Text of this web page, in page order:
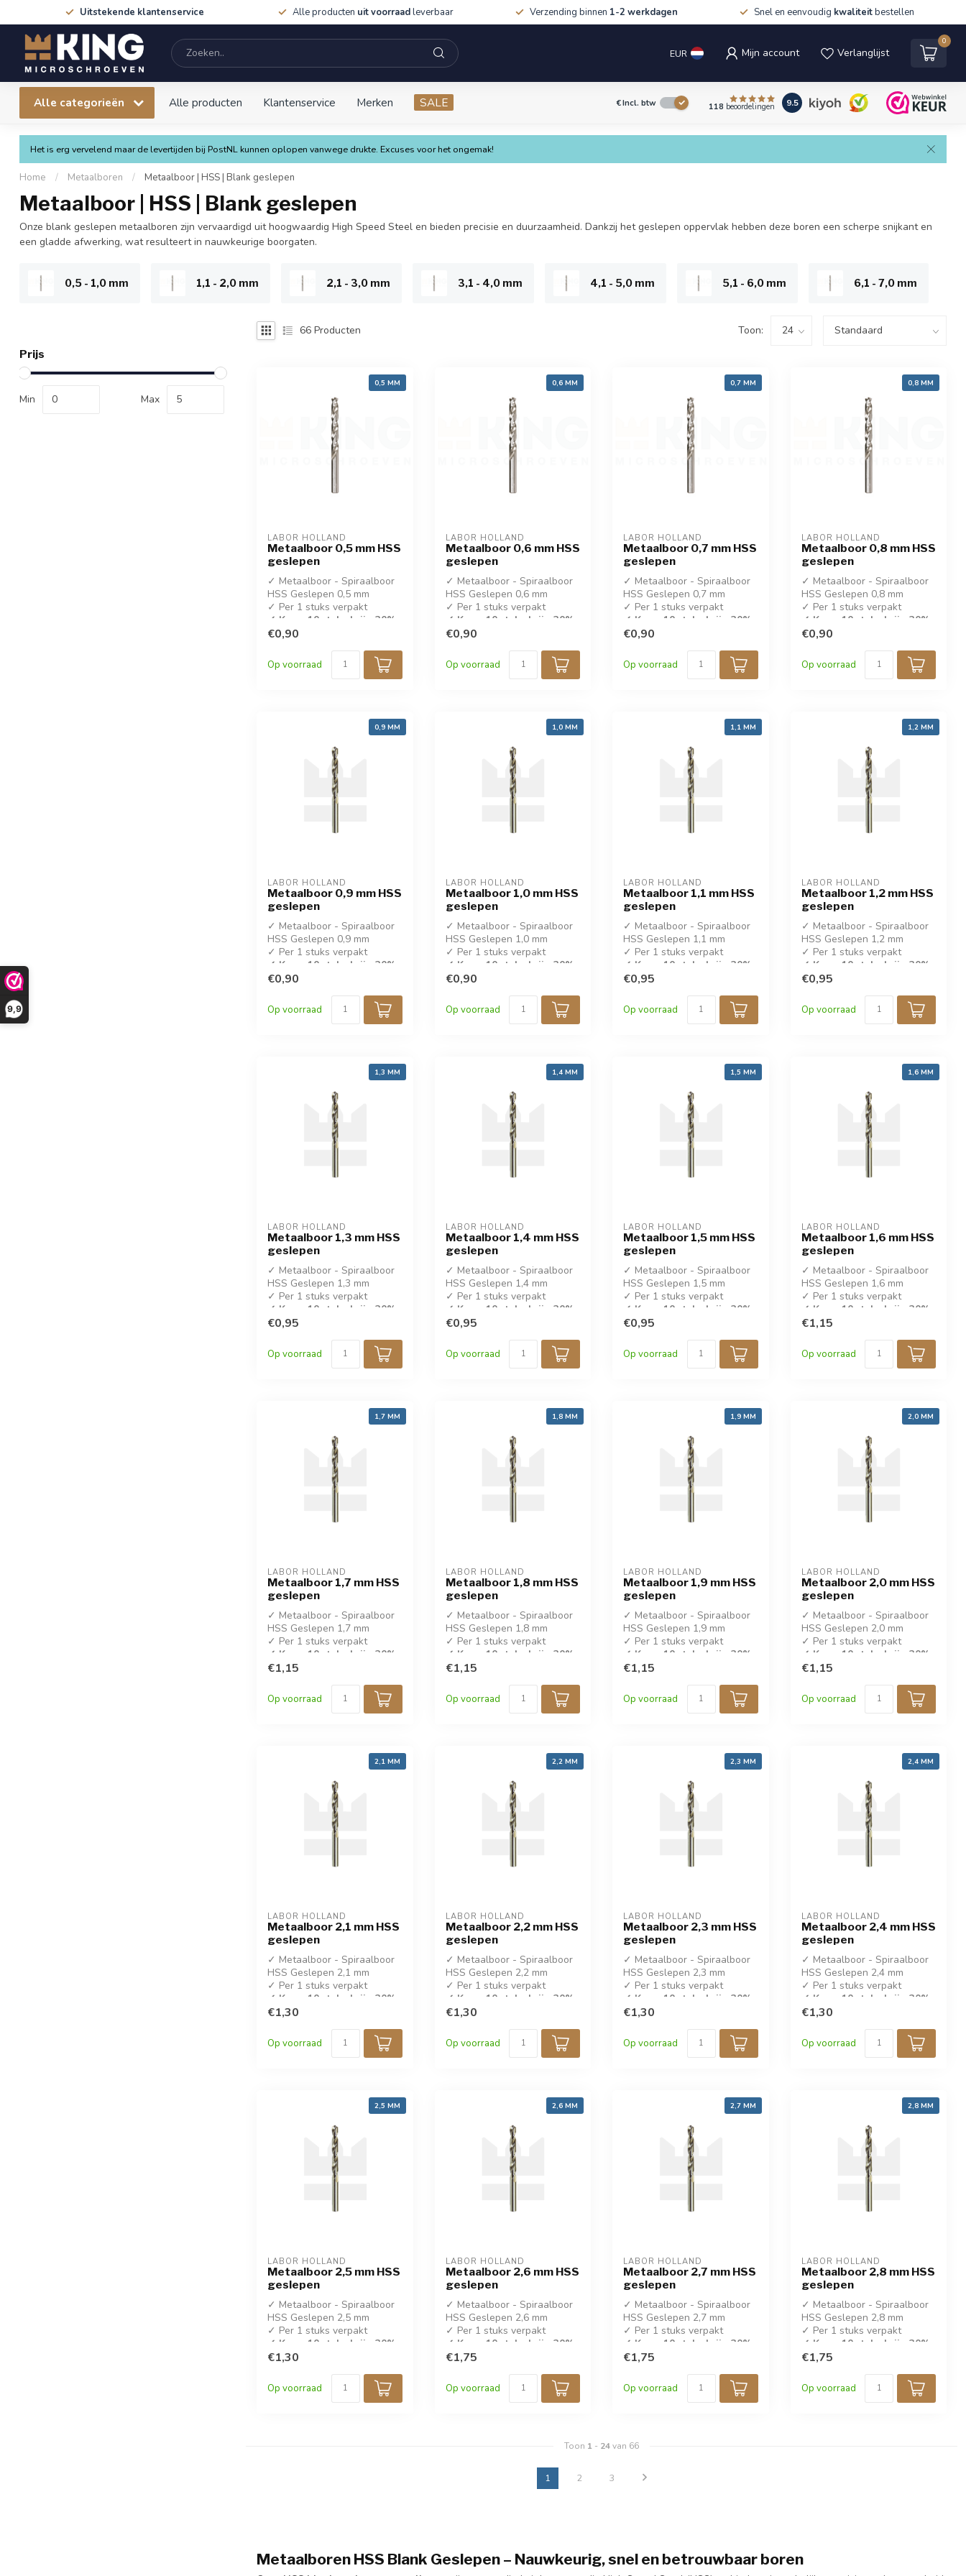
9,9
Uitstekende klantenservice Alle producten uit voorraadleverbaar Verzending binnen 1-2 werkdagen Snel en eenvoudig kwaliteitbestellen
EUR Mijn account Verlanglijst
0
Alle categorieën Alle producten Klantenservice Merken SALE €Incl. btw 118 beoordelingen 9.5
Het is erg vervelend maar de levertijden bij PostNL kunnen oplopen vanwege drukte. Excuses voor het ongemak!
Home / Metaalboren / Metaalboor | HSS | Blank geslepen
Metaalboor | HSS | Blank geslepen
Onze blank geslepen metaalboren zijn vervaardigd uit hoogwaardig High Speed Steel en bieden precisie en duurzaamheid. Dankzij het geslepen oppervlak hebben deze boren een scherpe snijkant en
een gladde afwerking, wat resulteert in nauwkeurige boorgaten.
0,5 - 1,0 mm 1,1 - 2,0 mm 2,1 - 3,0 mm 3,1 - 4,0 mm 4,1 - 5,0 mm 5,1 - 6,0 mm 6,1 - 7,0 mm
Prijs
Min Max
66 Producten Toon:
0,5 MM
LABOR HOLLAND
Metaalboor 0,5 mm HSS
geslepen
✓ Metaalboor - Spiraalboor
HSS Geslepen 0,5 mm
✓ Per 1 stuks verpakt
✓ Koop 10 stuks krijg 30%
korting!
✓ DIN 338
€0,90
Op voorraad
0,6 MM
LABOR HOLLAND
Metaalboor 0,6 mm HSS
geslepen
✓ Metaalboor - Spiraalboor
HSS Geslepen 0,6 mm
✓ Per 1 stuks verpakt
✓ Koop 10 stuks krijg 30%
korting!
✓ DIN 338
€0,90
Op voorraad
0,7 MM
LABOR HOLLAND
Metaalboor 0,7 mm HSS
geslepen
✓ Metaalboor - Spiraalboor
HSS Geslepen 0,7 mm
✓ Per 1 stuks verpakt
✓ Koop 10 stuks krijg 30%
korting!
✓ DIN 338
€0,90
Op voorraad
0,8 MM
LABOR HOLLAND
Metaalboor 0,8 mm HSS
geslepen
✓ Metaalboor - Spiraalboor
HSS Geslepen 0,8 mm
✓ Per 1 stuks verpakt
✓ Koop 10 stuks krijg 30%
korting!
✓ DIN 338
€0,90
Op voorraad
0,9 MM
LABOR HOLLAND
Metaalboor 0,9 mm HSS
geslepen
✓ Metaalboor - Spiraalboor
HSS Geslepen 0,9 mm
✓ Per 1 stuks verpakt
✓ Koop 10 stuks krijg 30%
korting!
✓ DIN 338
€0,90
Op voorraad
1,0 MM
LABOR HOLLAND
Metaalboor 1,0 mm HSS
geslepen
✓ Metaalboor - Spiraalboor
HSS Geslepen 1,0 mm
✓ Per 1 stuks verpakt
✓ Koop 10 stuks krijg 30%
korting!
✓ DIN 338
€0,90
Op voorraad
1,1 MM
LABOR HOLLAND
Metaalboor 1,1 mm HSS
geslepen
✓ Metaalboor - Spiraalboor
HSS Geslepen 1,1 mm
✓ Per 1 stuks verpakt
✓ Koop 10 stuks krijg 30%
korting!
✓ DIN 338
€0,95
Op voorraad
1,2 MM
LABOR HOLLAND
Metaalboor 1,2 mm HSS
geslepen
✓ Metaalboor - Spiraalboor
HSS Geslepen 1,2 mm
✓ Per 1 stuks verpakt
✓ Koop 10 stuks krijg 30%
korting!
✓ DIN 338
€0,95
Op voorraad
1,3 MM
LABOR HOLLAND
Metaalboor 1,3 mm HSS
geslepen
✓ Metaalboor - Spiraalboor
HSS Geslepen 1,3 mm
✓ Per 1 stuks verpakt
✓ Koop 10 stuks krijg 30%
korting!
✓ DIN 338
€0,95
Op voorraad
1,4 MM
LABOR HOLLAND
Metaalboor 1,4 mm HSS
geslepen
✓ Metaalboor - Spiraalboor
HSS Geslepen 1,4 mm
✓ Per 1 stuks verpakt
✓ Koop 10 stuks krijg 30%
korting!
✓ DIN 338
€0,95
Op voorraad
1,5 MM
LABOR HOLLAND
Metaalboor 1,5 mm HSS
geslepen
✓ Metaalboor - Spiraalboor
HSS Geslepen 1,5 mm
✓ Per 1 stuks verpakt
✓ Koop 10 stuks krijg 30%
korting!
✓ DIN 338
€0,95
Op voorraad
1,6 MM
LABOR HOLLAND
Metaalboor 1,6 mm HSS
geslepen
✓ Metaalboor - Spiraalboor
HSS Geslepen 1,6 mm
✓ Per 1 stuks verpakt
✓ Koop 10 stuks krijg 30%
korting!
✓ DIN 338
€1,15
Op voorraad
1,7 MM
LABOR HOLLAND
Metaalboor 1,7 mm HSS
geslepen
✓ Metaalboor - Spiraalboor
HSS Geslepen 1,7 mm
✓ Per 1 stuks verpakt
✓ Koop 10 stuks krijg 30%
korting!
✓ DIN 338
€1,15
Op voorraad
1,8 MM
LABOR HOLLAND
Metaalboor 1,8 mm HSS
geslepen
✓ Metaalboor - Spiraalboor
HSS Geslepen 1,8 mm
✓ Per 1 stuks verpakt
✓ Koop 10 stuks krijg 30%
korting!
✓ DIN 338
€1,15
Op voorraad
1,9 MM
LABOR HOLLAND
Metaalboor 1,9 mm HSS
geslepen
✓ Metaalboor - Spiraalboor
HSS Geslepen 1,9 mm
✓ Per 1 stuks verpakt
✓ Koop 10 stuks krijg 30%
korting!
✓ DIN 338
€1,15
Op voorraad
2,0 MM
LABOR HOLLAND
Metaalboor 2,0 mm HSS
geslepen
✓ Metaalboor - Spiraalboor
HSS Geslepen 2,0 mm
✓ Per 1 stuks verpakt
✓ Koop 10 stuks krijg 30%
korting!
✓ DIN 338
€1,15
Op voorraad
2,1 MM
LABOR HOLLAND
Metaalboor 2,1 mm HSS
geslepen
✓ Metaalboor - Spiraalboor
HSS Geslepen 2,1 mm
✓ Per 1 stuks verpakt
✓ Koop 10 stuks krijg 30%
korting!
✓ DIN 338
€1,30
Op voorraad
2,2 MM
LABOR HOLLAND
Metaalboor 2,2 mm HSS
geslepen
✓ Metaalboor - Spiraalboor
HSS Geslepen 2,2 mm
✓ Per 1 stuks verpakt
✓ Koop 10 stuks krijg 30%
korting!
✓ DIN 338
€1,30
Op voorraad
2,3 MM
LABOR HOLLAND
Metaalboor 2,3 mm HSS
geslepen
✓ Metaalboor - Spiraalboor
HSS Geslepen 2,3 mm
✓ Per 1 stuks verpakt
✓ Koop 10 stuks krijg 30%
korting!
✓ DIN 338
€1,30
Op voorraad
2,4 MM
LABOR HOLLAND
Metaalboor 2,4 mm HSS
geslepen
✓ Metaalboor - Spiraalboor
HSS Geslepen 2,4 mm
✓ Per 1 stuks verpakt
✓ Koop 10 stuks krijg 30%
korting!
✓ DIN 338
€1,30
Op voorraad
2,5 MM
LABOR HOLLAND
Metaalboor 2,5 mm HSS
geslepen
✓ Metaalboor - Spiraalboor
HSS Geslepen 2,5 mm
✓ Per 1 stuks verpakt
✓ Koop 10 stuks krijg 30%
korting!
✓ DIN 338
€1,30
Op voorraad
2,6 MM
LABOR HOLLAND
Metaalboor 2,6 mm HSS
geslepen
✓ Metaalboor - Spiraalboor
HSS Geslepen 2,6 mm
✓ Per 1 stuks verpakt
✓ Koop 10 stuks krijg 30%
korting!
✓ DIN 338
€1,75
Op voorraad
2,7 MM
LABOR HOLLAND
Metaalboor 2,7 mm HSS
geslepen
✓ Metaalboor - Spiraalboor
HSS Geslepen 2,7 mm
✓ Per 1 stuks verpakt
✓ Koop 10 stuks krijg 30%
korting!
✓ DIN 338
€1,75
Op voorraad
2,8 MM
LABOR HOLLAND
Metaalboor 2,8 mm HSS
geslepen
✓ Metaalboor - Spiraalboor
HSS Geslepen 2,8 mm
✓ Per 1 stuks verpakt
✓ Koop 10 stuks krijg 30%
korting!
✓ DIN 338
€1,75
Op voorraad
Toon 1 - 24van 66
1 2 3
Metaalboren HSS Blank Geslepen – Nauwkeurig, snel en betrouwbaar boren